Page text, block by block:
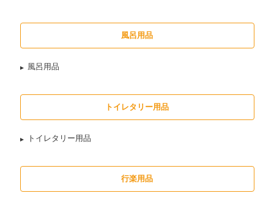
風呂用品
風呂用品
トイレタリー用品
トイレタリー用品
行楽用品